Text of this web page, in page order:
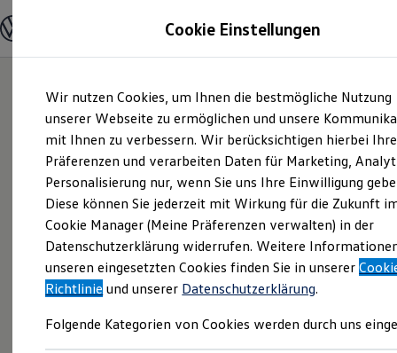
Hauptinhalt
springen
Footer
springen
Modelle und Konfigurator
Modelle vergleichen
Elektroautos
ENERGY Sondermodelle
Nutzfahrzeuge
SUV und CUV
Familienautos
Kombis
Kompaktwagen
Sportwagen
Schnell verfügbare Fahrzeuge
Angebote und Produkte
Aktuelle Angebote
E-Auto-Förderung
Volkswagen Marktplatz
Junge Gebrauchtwagen und Gebrauchtwagen
Cookie Einstellungen
Wir nutzen Cookies, um Ihnen die bestmögliche Nutzung
unserer Webseite zu ermöglichen und unsere
mit Ihnen zu verbessern. Wir berücksichtigen hierbei Ihre
Präferenzen und verarbeiten Daten für Marketing,
Personalisierung nur, wenn Sie uns Ihre Einwilligung
Diese können Sie jederzeit mit Wirkung für die Zukunft
Cookie Manager (Meine Präferenzen verwalten) in der
Datenschutzerklärung widerrufen. Weitere
unseren eingesetzten Cookies finden Sie in unserer
Richtlinie und unserer Datenschutzerklärung.
Folgende Kategorien von Cookies werden durch uns